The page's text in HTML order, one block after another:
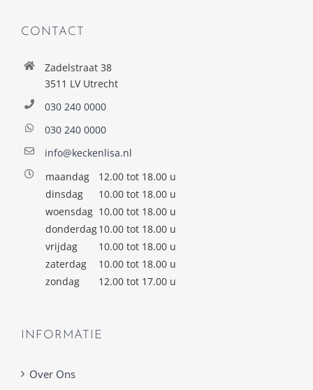
CONTACT
Zadelstraat 38
3511 LV Utrecht
030 240 0000
030 240 0000
info@keckenlisa.nl
maandag
12.00 tot 18.00 u
dinsdag
10.00 tot 18.00 u
woensdag 10.00 tot 18.00 u
donderdag10.00 tot 18.00 u
vrijdag
10.00 tot 18.00 u
zaterdag
10.00 tot 18.00 u
zondag
12.00 tot 17.00 u
INFORMATIE
Over Ons